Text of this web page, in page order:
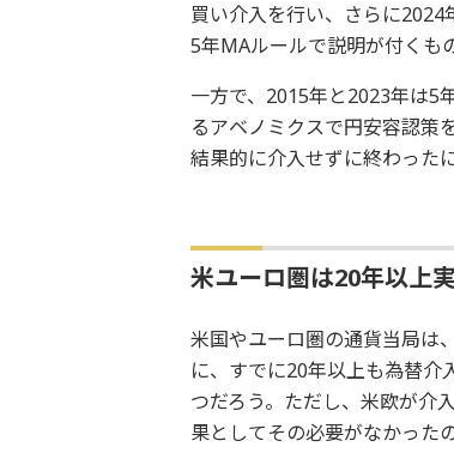
買い介入を行い、さらに
5年MAルールで説明が付くも
一方で、2015年と2023年は5
るアベノミクスで円安容認策
結果的に介入せずに終わった
米ユーロ圏は20年以上
米国やユーロ圏の通貨当局は
に、すでに20年以上も為替介
つだろう。ただし、米欧が介
果としてその必要がなかった